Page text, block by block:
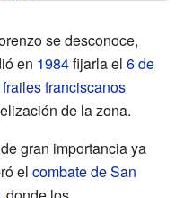
se desconoce,
en 1984fijarla el 6 de
frailesfranciscanos
de la zona.
gran importancia ya
el combate de San